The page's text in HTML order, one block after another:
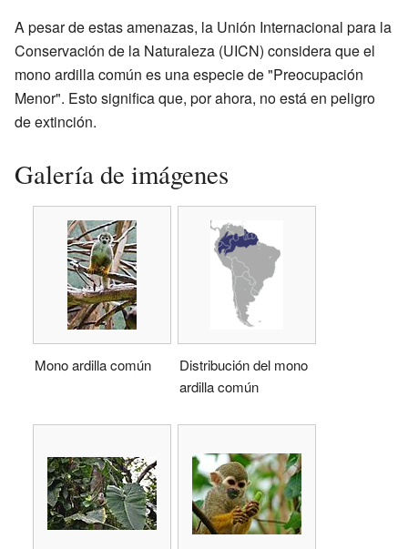
A pesar de estas amenazas, la Unión Internacional para la
Conservación de la Naturaleza (UICN) considera que el
mono ardilla común es una especie de "Preocupación
Menor". Esto significa que, por ahora, no está en peligro
de extinción.
Galería de imágenes
Mono ardilla común
Distribución del mono
ardilla común